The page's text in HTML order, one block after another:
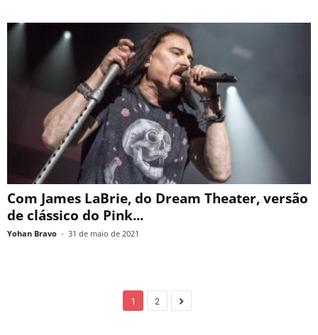
Com James LaBrie, do Dream Theater, versão
de clássico do Pink...
Yohan Bravo - 31 de maio de 2021
1 2